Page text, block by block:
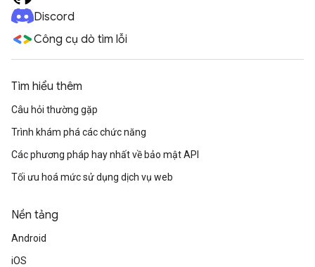
Discord
Công cụ dò tìm lỗi
Tìm hiểu thêm
Câu hỏi thường gặp
Trình khám phá các chức năng
Các phương pháp hay nhất về bảo mật API
Tối ưu hoá mức sử dụng dịch vụ web
Nền tảng
Android
iOS